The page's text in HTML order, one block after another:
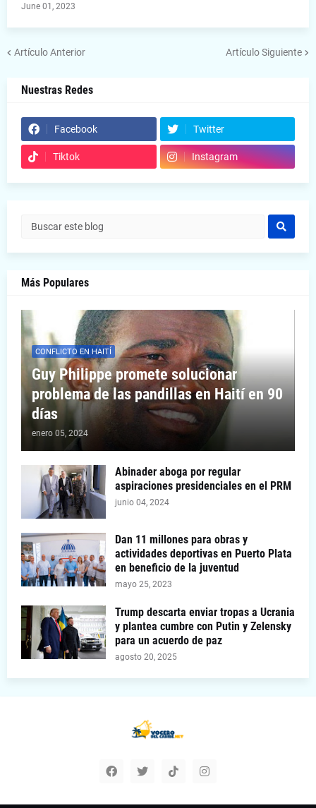
June 01, 2023
Artículo Anterior Artículo Siguiente
Nuestras Redes
Facebook Twitter
Tiktok Instagram
Más Populares
CONFLICTO EN HAITÍ
Guy Philippe promete solucionar
problema de las pandillas en Haití en 90
días
enero 05, 2024
Abinader aboga por regular
aspiraciones presidenciales en el PRM
junio 04, 2024
Dan 11 millones para obras y
actividades deportivas en Puerto Plata
en beneficio de la juventud
mayo 25, 2023
Trump descarta enviar tropas a Ucrania
y plantea cumbre con Putin y Zelensky
para un acuerdo de paz
agosto 20, 2025